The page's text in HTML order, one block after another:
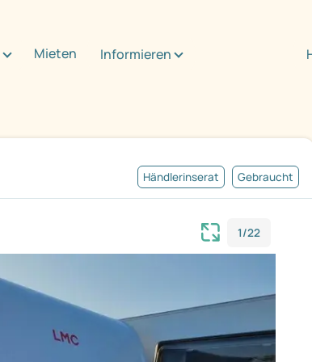
Mieten Informieren
Händlerinserat Gebraucht
1/22